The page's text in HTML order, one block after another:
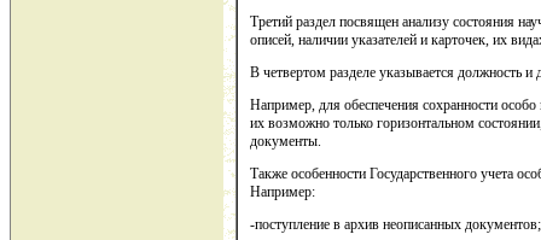
Третий раздел посвящен анализу состояния
описей, наличии указателей и карточек, их
В четвертом разделе указывается должность и
Например, для обеспечения сохранности
их возможно только горизонтальном
документы.
Также особенности Государственного учета
Например:
-поступление в архив неописанных документов;